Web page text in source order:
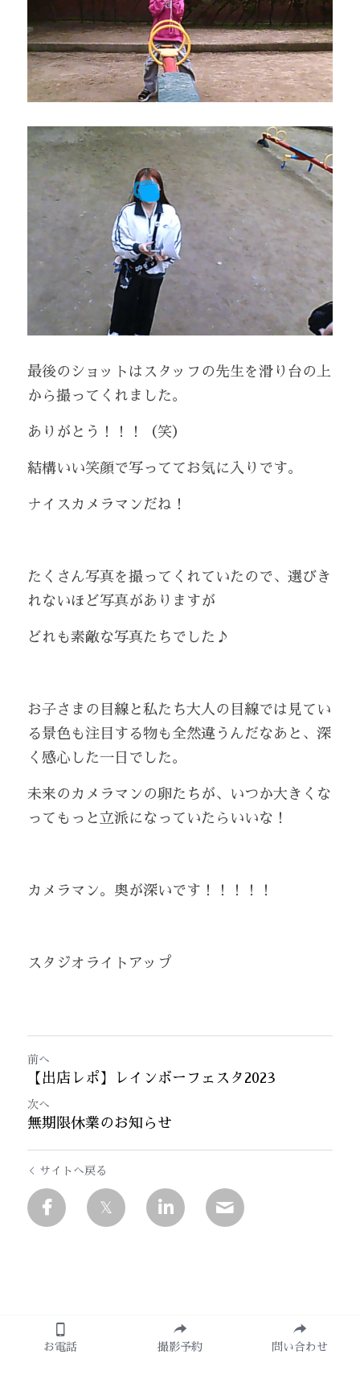
最後のショットはスタッフの先生を滑り台の上
から撮ってくれました。
ありがとう！！！（笑）
結構いい笑顔で写っててお気に入りです。
ナイスカメラマンだね！
たくさん写真を撮ってくれていたので、選びき
れないほど写真がありますが
どれも素敵な写真たちでした♪
お子さまの目線と私たち大人の目線では見てい
る景色も注目する物も全然違うんだなあと、深
く感心した一日でした。
未来のカメラマンの卵たちが、いつか大きくな
ってもっと立派になっていたらいいな！
カメラマン。奥が深いです！！！！！
スタジオライトアップ
前へ
【出店レポ】レインボーフェスタ2023
次へ
無期限休業のお知らせ
サイトへ戻る
お電話 撮影予約 問い合わせ